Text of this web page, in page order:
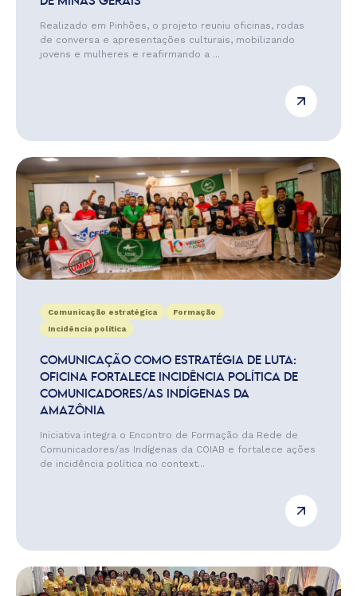
Realizado em Pinhões, o projeto reuniu oficinas, rodas
de conversa e apresentações culturais, mobilizando
jovens e mulheres e reafirmando a ...
Comunicação estratégica
Formação
Incidência política
COMUNICAÇÃO COMO ESTRATÉGIA DE LUTA:
OFICINA FORTALECE INCIDÊNCIA POLÍTICA DE
COMUNICADORES/AS INDÍGENAS DA
AMAZÔNIA
Iniciativa integra o Encontro de Formação da Rede de
Comunicadores/as Indígenas da COIAB e fortalece ações
de incidência política no context...